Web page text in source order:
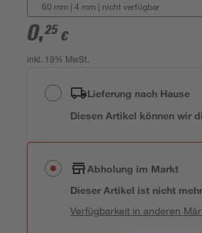
60 mm | 4 mm | nicht verfügbar
0,25 €
inkl. 19% MwSt.
Lieferung nach Hause
Diesen Artikel können wir
Abholung im Markt
Dieser Artikel ist nicht
Verfügbarkeit in anderen